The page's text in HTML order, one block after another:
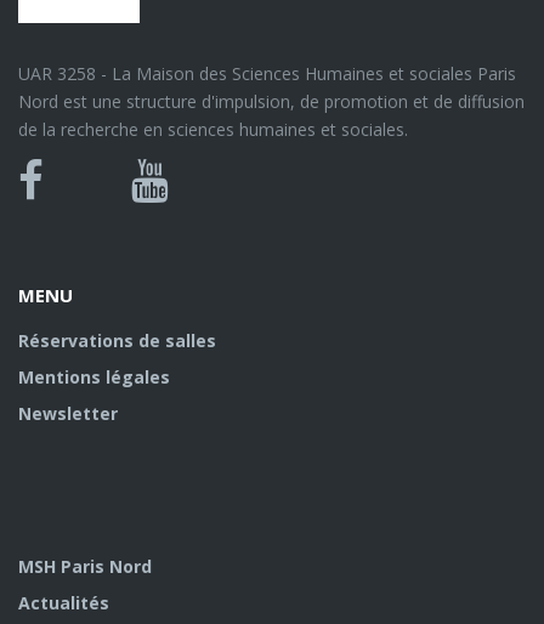
UAR 3258 - La Maison des Sciences Humaines et sociales Paris
Nord est une structure d'impulsion, de promotion et de diffusion
de la recherche en sciences humaines et sociales.
Bluesky
Canal
MENU
Réservations de salles
Mentions légales
Newsletter
MSH Paris Nord
Actualités